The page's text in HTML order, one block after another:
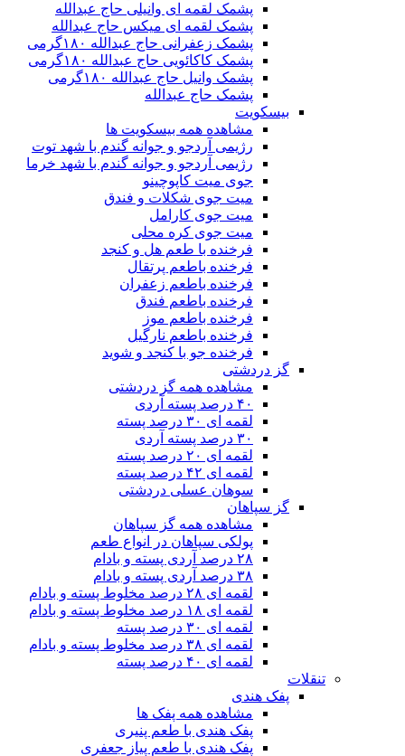
پشمک لقمه ای وانیلی حاج عبدالله
پشمک لقمه ای میکس حاج عبدالله
پشمک زعفرانی حاج عبدالله ۱۸۰گرمی
پشمک کاکائویی حاج عبدالله ۱۸۰گرمی
پشمک وانیل حاج عبدالله ۱۸۰گرمی
پشمک حاج عبدالله
بیسکویت
مشاهده همه بیسکویت ها
رژیمی آردجو و جوانه گندم با شهد توت
رژیمی آردجو و جوانه گندم با شهد خرما
جوی میت کاپوچینو
میت جوی شکلات و فندق
میت جوی کارامل
میت جوی کره محلی
فرخنده با طعم هل و کنجد
فرخنده باطعم پرتقال
فرخنده باطعم زعفران
فرخنده باطعم فندق
فرخنده باطعم موز
فرخنده باطعم نارگیل
فرخنده جو با کنجد و شوید
گز دردشتی
مشاهده همه گز دردشتی
۴۰ درصد پسته آردی
لقمه ای ۳۰ درصد پسته
۳۰ درصد پسته آردی
لقمه ای ۲۰ درصد پسته
لقمه ای ۴۲ درصد پسته
سوهان عسلی دردشتی
گز سپاهان
مشاهده همه گز سپاهان
پولکی سپاهان در انواع طعم
۲۸ درصد آردی پسته و بادام
۳۸ درصد آردی پسته و بادام
لقمه ای ۲۸ درصد مخلوط پسته و بادام
لقمه ای ۱۸ درصد مخلوط پسته و بادام
لقمه ای ۳۰ درصد پسته
لقمه ای ۳۸ درصد مخلوط پسته و بادام
لقمه ای ۴۰ درصد پسته
تنقلات
پفک هندی
مشاهده همه پفک ها
پفک هندی با طعم پنیری
پفک هندی با طعم پیاز جعفری